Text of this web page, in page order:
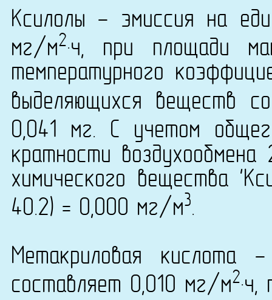
Ксилолы - эмиссия на
мг/м2·ч, при площади
температурного
выделяющихся веществ
0,041 мг. С учетом
кратности
химического вещества
40.2) = 0,000 мг/м3.
Метакриловая кислота
составляет 0,010 мг/м2